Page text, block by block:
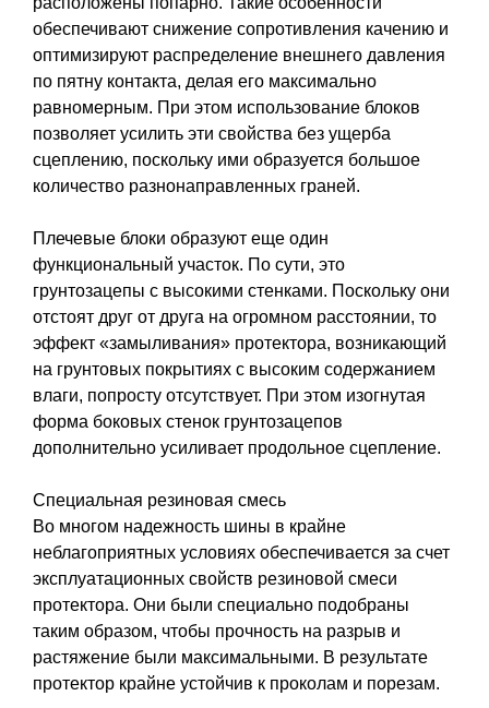
обеспечивают снижение сопротивления качению и
оптимизируют распределение внешнего давления
по пятну контакта, делая его максимально
равномерным. При этом использование блоков
позволяет усилить эти свойства без ущерба
сцеплению, поскольку ими образуется большое
количество разнонаправленных граней.
Плечевые блоки образуют еще один
функциональный участок. По сути, это
грунтозацепы с высокими стенками. Поскольку они
отстоят друг от друга на огромном расстоянии, то
эффект «замыливания» протектора, возникающий
на грунтовых покрытиях с высоким содержанием
влаги, попросту отсутствует. При этом изогнутая
форма боковых стенок грунтозацепов
дополнительно усиливает продольное сцепление.
Специальная резиновая смесь
Во многом надежность шины в крайне
неблагоприятных условиях обеспечивается за счет
эксплуатационных свойств резиновой смеси
протектора. Они были специально подобраны
таким образом, чтобы прочность на разрыв и
растяжение были максимальными. В результате
протектор крайне устойчив к проколам и порезам.